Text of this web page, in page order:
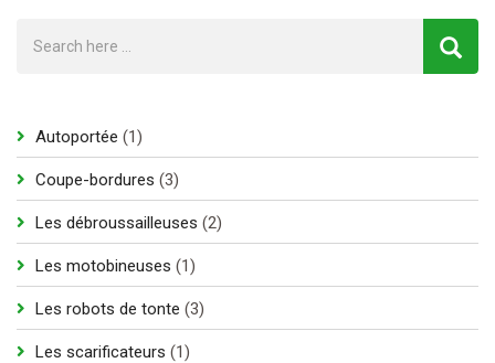
Autoportée 11
Coupe-bordures 33
Les débroussailleuses 22
Les motobineuses 11
Les robots de tonte 33
Les scarificateurs 11